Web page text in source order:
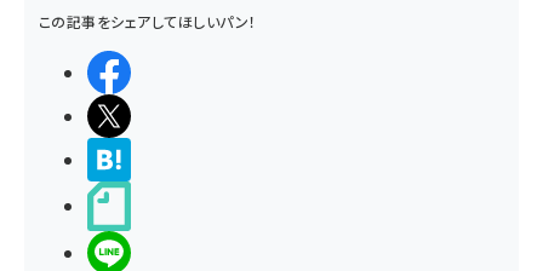
この記事をシェアしてほしいパン！